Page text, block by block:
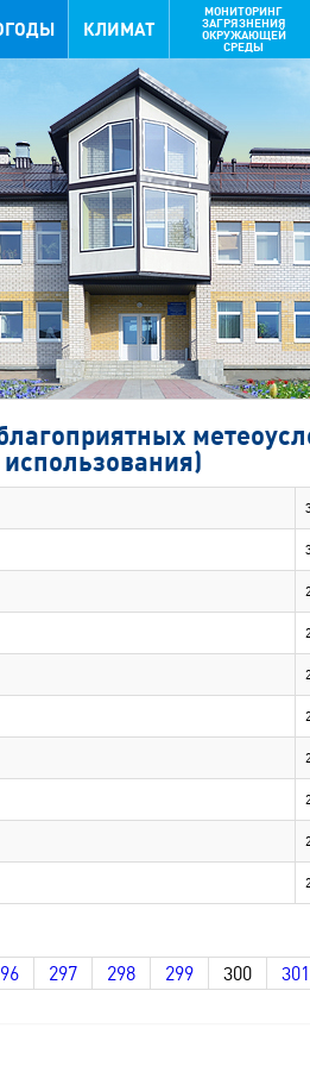
КЛИМАТ
МОНИТОРИНГ
ЗАГРЯЗНЕНИЯ
ОКРУЖАЮЩЕЙ
СРЕДЫ
297 298 299 300 301